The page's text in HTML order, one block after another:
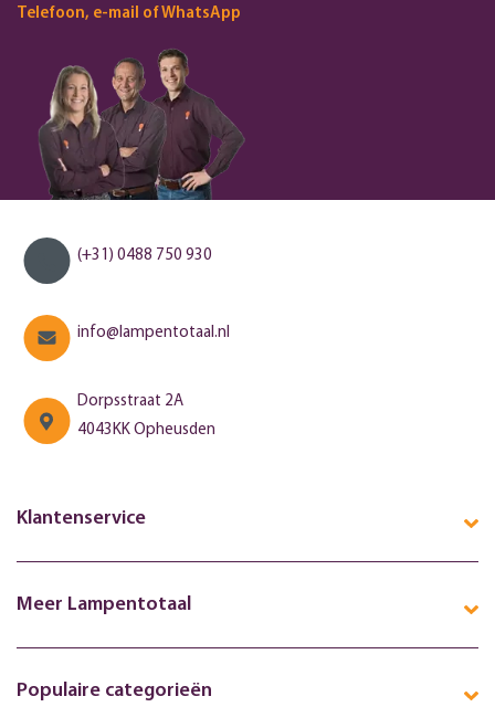
Telefoon, e-mail of WhatsApp
(+31) 0488 750 930
info@lampentotaal.nl
Dorpsstraat 2A
4043KK Opheusden
Klantenservice
Meer Lampentotaal
Populaire categorieën